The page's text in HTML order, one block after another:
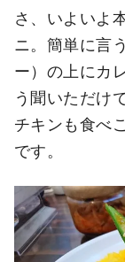
さ、いよいよ
ニ。簡単に言
ー）の上にカ
う聞いただけ
チキンも食べ
です。